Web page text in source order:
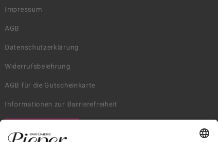
Impressum
AGB
Datenschutzerklärung
Widerrufsbelehrung
AGB für die Gutscheinkarte
Informationen zur Barrierefreiheit